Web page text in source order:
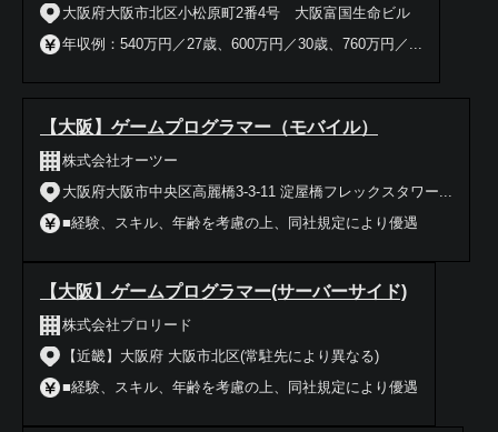
大阪府大阪市北区小松原町2番4号 大阪富国生命ビル
年収例：540万円／27歳、600万円／30歳、760万円／...
【大阪】ゲームプログラマー（モバイル）
株式会社オーツー
大阪府大阪市中央区高麗橋3-3-11 淀屋橋フレックスタワー...
■経験、スキル、年齢を考慮の上、同社規定により優遇
【大阪】ゲームプログラマー(サーバーサイド)
株式会社プロリード
【近畿】大阪府 大阪市北区(常駐先により異なる)
■経験、スキル、年齢を考慮の上、同社規定により優遇